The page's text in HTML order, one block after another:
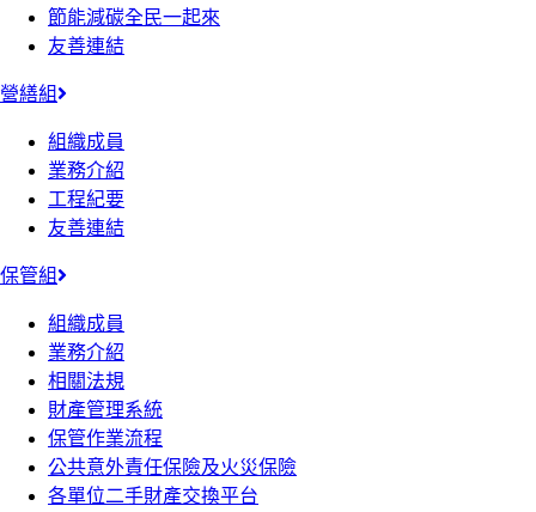
節能減碳全民一起來
友善連結
營繕組
組織成員
業務介紹
工程紀要
友善連結
保管組
組織成員
業務介紹
相關法規
財產管理系統
保管作業流程
公共意外責任保險及火災保險
各單位二手財產交換平台